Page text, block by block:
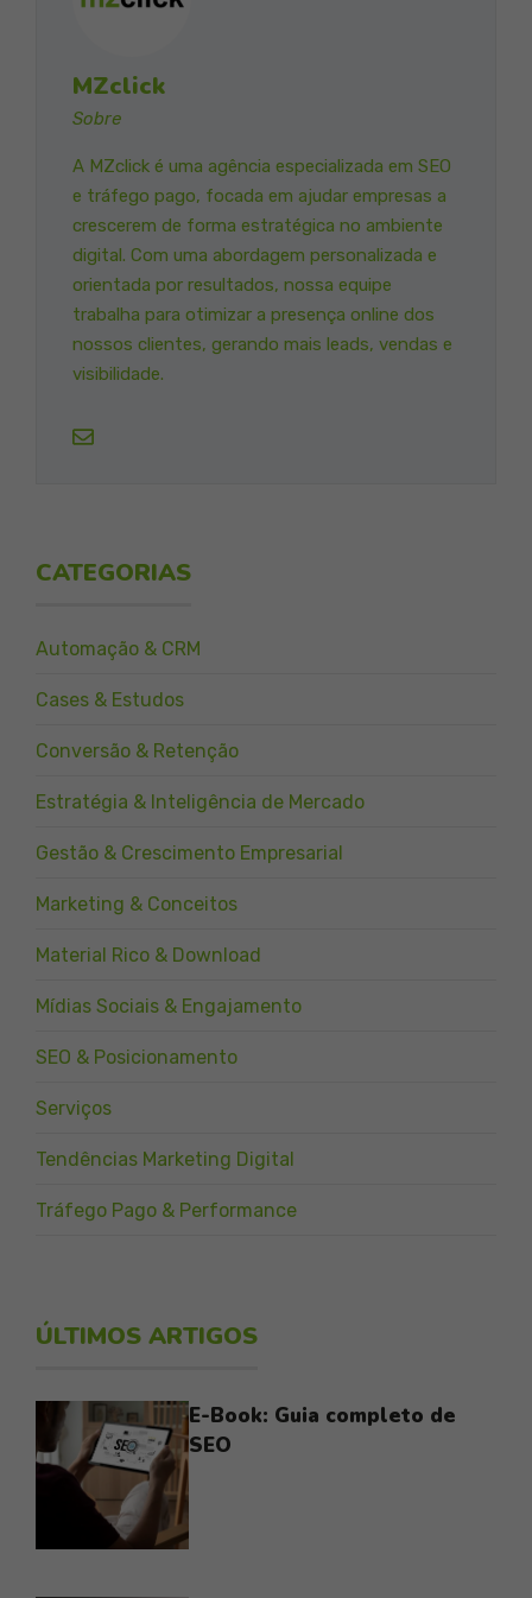
MZclick
Sobre
A MZclick é uma agência especializada em SEO
e tráfego pago, focada em ajudar empresas a
crescerem de forma estratégica no ambiente
digital. Com uma abordagem personalizada e
orientada por resultados, nossa equipe
trabalha para otimizar a presença online dos
nossos clientes, gerando mais leads, vendas e
visibilidade.
CATEGORIAS
Automação & CRM
Cases & Estudos
Conversão & Retenção
Estratégia & Inteligência de Mercado
Gestão & Crescimento Empresarial
Marketing & Conceitos
Material Rico & Download
Mídias Sociais & Engajamento
SEO & Posicionamento
Serviços
Tendências Marketing Digital
Tráfego Pago & Performance
ÚLTIMOS ARTIGOS
E-Book: Guia completo de
SEO